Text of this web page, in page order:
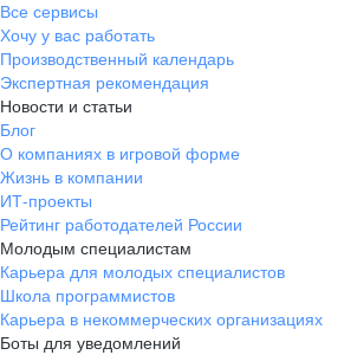
Все сервисы
Хочу у вас работать
Производственный календарь
Экспертная рекомендация
Новости и статьи
Блог
О компаниях в игровой форме
Жизнь в компании
ИТ-проекты
Рейтинг работодателей России
Молодым специалистам
Карьера для молодых специалистов
Школа программистов
Карьера в некоммерческих организациях
Боты для уведомлений